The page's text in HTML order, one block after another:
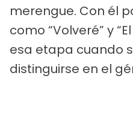
merengue. Con él
como “Volveré” y
esa etapa cuando
distinguirse en el